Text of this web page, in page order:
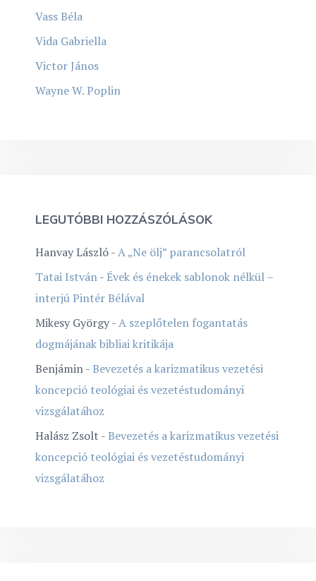
Vass Béla
Vida Gabriella
Victor János
Wayne W. Poplin
LEGUTÓBBI HOZZÁSZÓLÁSOK
Hanvay László-A „Ne ölj” parancsolatról
Tatai István- Évek és énekek sablonok nélkül –
interjú Pintér Bélával
Mikesy György-A szeplőtelen fogantatás
dogmájának bibliai kritikája
Benjámin-Bevezetés a karizmatikus vezetési
koncepció teológiai és vezetéstudományi
vizsgálatához
Halász Zsolt -Bevezetés a karizmatikus vezetési
koncepció teológiai és vezetéstudományi
vizsgálatához